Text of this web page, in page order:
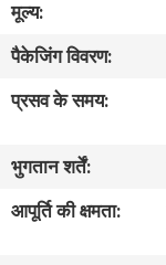
दौरा
गुणवत्ता
हमसे
मूल्य:
पैकेजिंग विवरण:
प्रसव के समय:
भुगतान शर्तें:
आपूर्ति की क्षमता: